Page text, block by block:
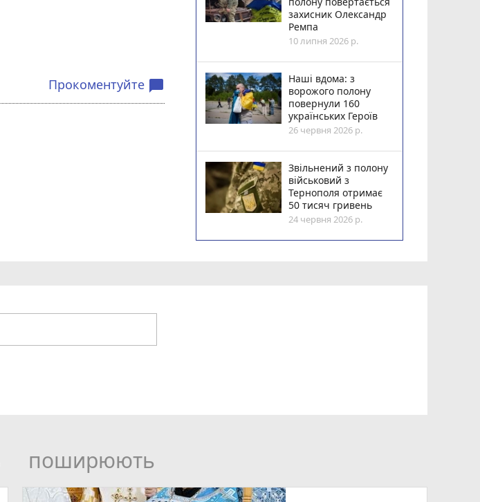
Прокоментуйте chat_bubble
захисник Олександр
Ремпа
10 липня 2026 р.
Наші вдома: з
ворожого полону
повернули 160
українських Героїв
26 червня 2026 р.
Звільнений з полону
військовий з
Тернополя отримає
50 тисяч гривень
24 червня 2026 р.
поширюють